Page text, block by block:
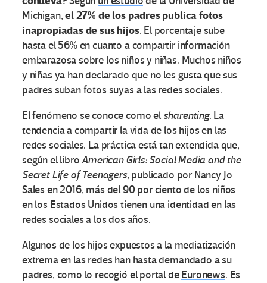
Michigan,el 27% de los padres publica fotos
inapropiadas de sus hijos. El porcentaje sube
hasta el 56% en cuanto a compartir información
embarazosa sobre los niños y niñas. Muchos niños
y niñas ya han declarado que no les gusta que sus
padres suban fotos suyas a las redes sociales.
El fenómeno se conoce como el sharenting. La
tendencia a compartir la vida de los hijos en las
redes sociales. La práctica está tan extendida que,
según el libroAmerican Girls: Social Media and the
Secret Life of Teenagers, publicado por Nancy Jo
Sales en 2016, más del 90 por ciento de los niños
en los Estados Unidos tienen una identidad en las
redes sociales a los dos años.
Algunos de los hijos expuestos a la mediatización
extrema en las redes han hasta demandado a su
padres, como lo recogió el portal deEuronews. Es